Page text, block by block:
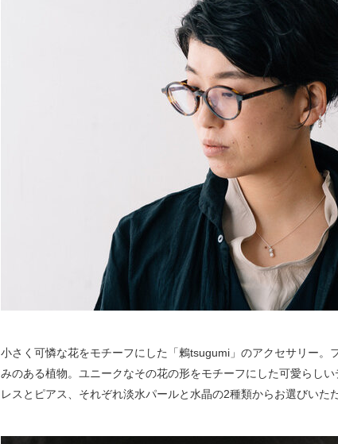
小さく可憐な花をモチーフにした「鶫tsugumi」のアクセサリー。
みのある植物。ユニークなその花の形をモチーフにした可愛らし
レスとピアス、それぞれ淡水パールと水晶の2種類からお選びいた